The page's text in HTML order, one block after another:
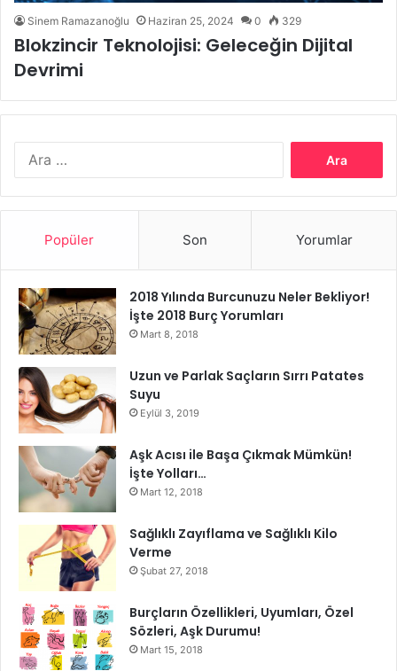
Sinem Ramazanoğlu Haziran 25, 2024 0 329
Blokzincir Teknolojisi: Geleceğin Dijital
Devrimi
Popüler Son Yorumlar
2018 Yılında Burcunuzu Neler Bekliyor!
İşte 2018 Burç Yorumları
Mart 8, 2018
Uzun ve Parlak Saçların Sırrı Patates
Suyu
Eylül 3, 2019
Aşk Acısı ile Başa Çıkmak Mümkün!
İşte Yolları…
Mart 12, 2018
Sağlıklı Zayıflama ve Sağlıklı Kilo
Verme
Şubat 27, 2018
Burçların Özellikleri, Uyumları, Özel
Sözleri, Aşk Durumu!
Mart 15, 2018